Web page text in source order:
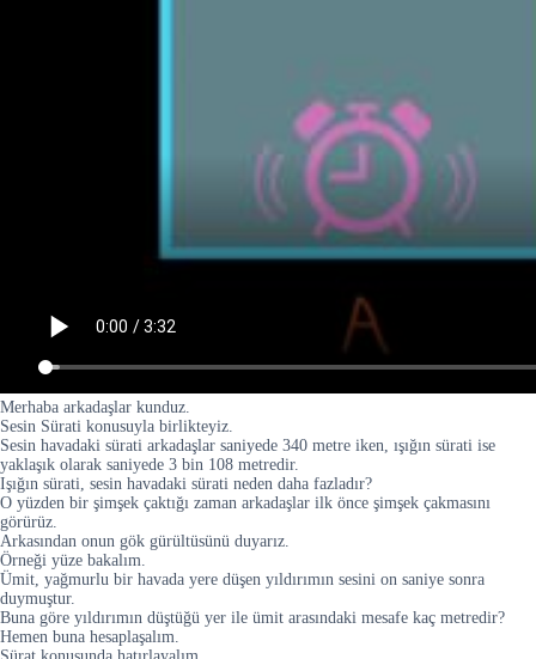
Merhaba arkadaşlar kunduz.
Sesin Sürati konusuyla birlikteyiz.
Sesin havadaki sürati arkadaşlar saniyede 340 metre iken, ışığın sürati ise
yaklaşık olarak saniyede 3 bin 108 metredir.
Işığın sürati, sesin havadaki sürati neden daha fazladır?
O yüzden bir şimşek çaktığı zaman arkadaşlar ilk önce şimşek çakmasını
görürüz.
Arkasından onun gök gürültüsünü duyarız.
Örneği yüze bakalım.
Ümit, yağmurlu bir havada yere düşen yıldırımın sesini on saniye sonra
duymuştur.
Buna göre yıldırımın düştüğü yer ile ümit arasındaki mesafe kaç metredir?
Hemen buna hesaplaşalım.